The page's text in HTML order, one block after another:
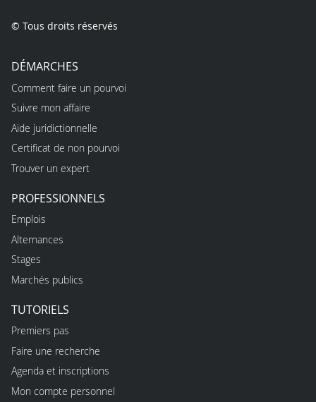
© Tous droits réservés
DÉMARCHES
Comment faire un pourvoi
Suivre mon affaire
Aide juridictionnelle
Certificat de non pourvoi
Trouver un expert
PROFESSIONNELS
Emplois
Alternances
Stages
Marchés publics
TUTORIELS
Premiers pas
Faire une recherche
Agenda et inscriptions
Mon compte personnel